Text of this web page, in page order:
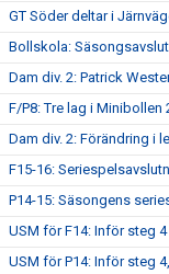
GT Söder deltar i
Bollskola:
Dam div. 2: Patrick
F/P8: Tre lag i Minibollen
Dam div. 2: Förändring i
F15-16:
P14-15: Säsongens
USM för F14: Inför steg
USM för P14: Inför steg